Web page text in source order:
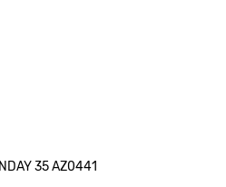
35 AZ0441